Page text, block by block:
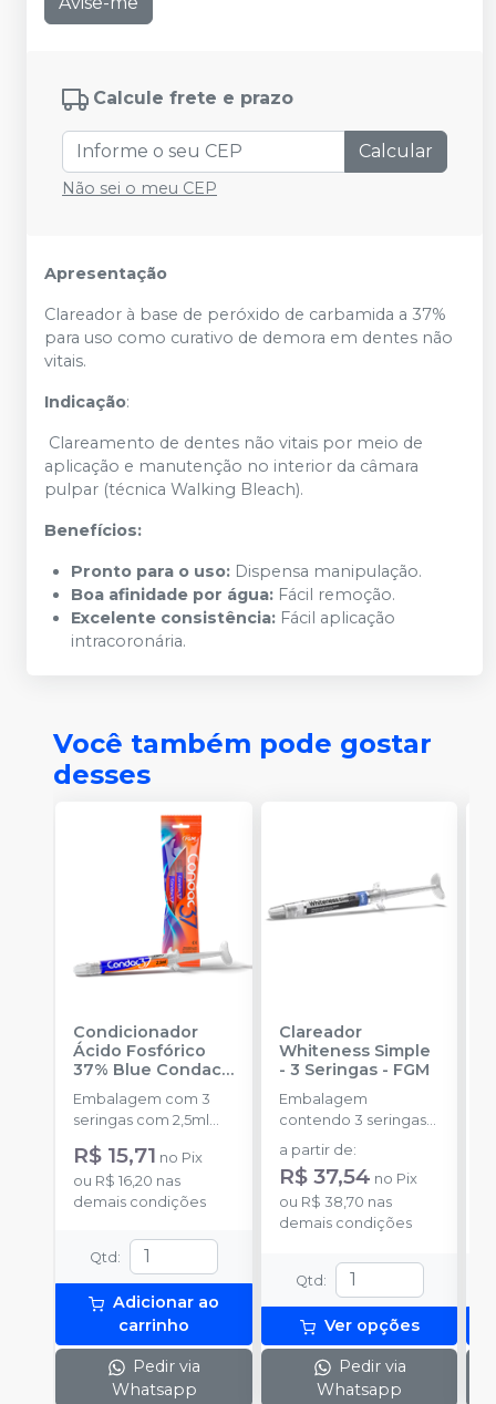
Calcule frete e prazo
Calcular
Não sei o meu CEP
Apresentação
Clareador à base de peróxido de carbamida a 37%
para uso como curativo de demora em dentes não
vitais.
Indicação:
Clareamento de dentes não vitais por meio de
aplicação e manutenção no interior da câmara
pulpar (técnica Walking Bleach).
Benefícios:
Pronto para o uso: Dispensa manipulação.
Boa afinidade por água: Fácil remoção.
Excelente consistência: Fácil aplicação
intracoronária.
Você também pode gostar
desses
Condicionador
Ácido Fosfórico
37% Blue Condac-
FGM
Embalagem com 3
seringas com 2,5ml
cada uma e 3
ponteiras para
aplicação.
R$ 15,71 no Pix
ou R$ 16,20 nas
demais condições
Qtd :
Adicionar ao
carrinho
Pedir via
Whatsapp
Clareador
Whiteness Simple
- 3 Seringas- FGM
Embalagem
contendo 3 seringas
com 3g de gel cada
uma.
a partir de:
R$ 37,54 no Pix
ou R$ 38,70 nas
demais condições
Qtd :
Ver opções
Pedir via
Whatsapp